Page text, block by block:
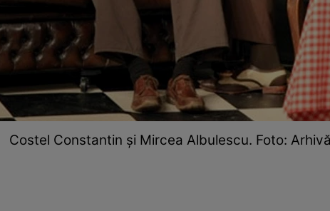
Costel Constantin și Mircea Albulescu. Foto: